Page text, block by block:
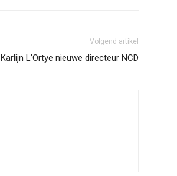
Volgend artikel
Karlijn L’Ortye nieuwe directeur NCD